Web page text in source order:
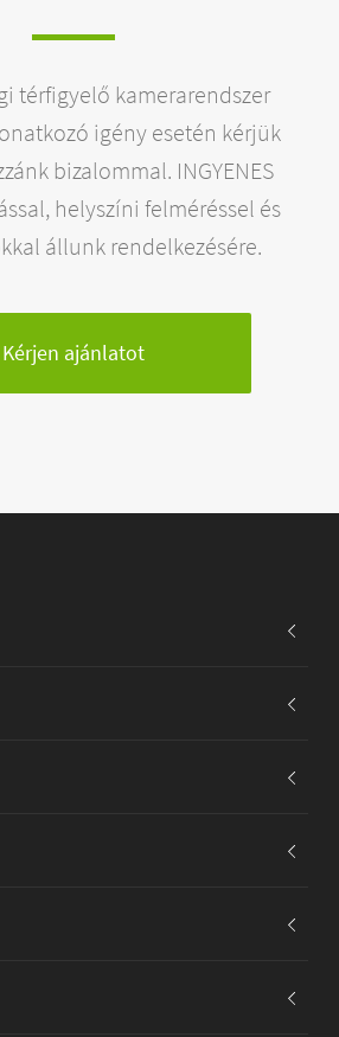
térfigyelő kamerarendszer
igény esetén kérjük
bizalommal. INGYENES
helyszíni felméréssel és
állunk rendelkezésére.
Kérjen ajánlatot